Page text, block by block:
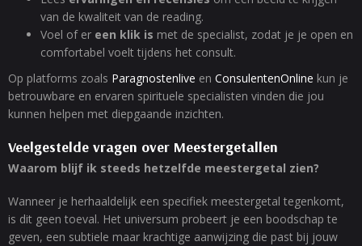
van de kwaliteit van de reading.
Voel of er een klik is met de specialist, zodat je je open en
comfortabel voelt tijdens het consult.
Op platforms zoals Paragnostenlive en ConsulentenOnline kun je
betrouwbare en ervaren spirituele specialisten vinden die jou
kunnen helpen met diepgaande inzichten.
Veelgestelde vragen over Meestergetallen
Waarom blijf ik steeds hetzelfde meestergetal zien?
Wanneer je herhaaldelijk een specifiek meestergetal tegenkomt,
is dit geen toeval. Het universum probeert je een boodschap te
geven, een subtiele maar krachtige aanwijzing die past bij jouw